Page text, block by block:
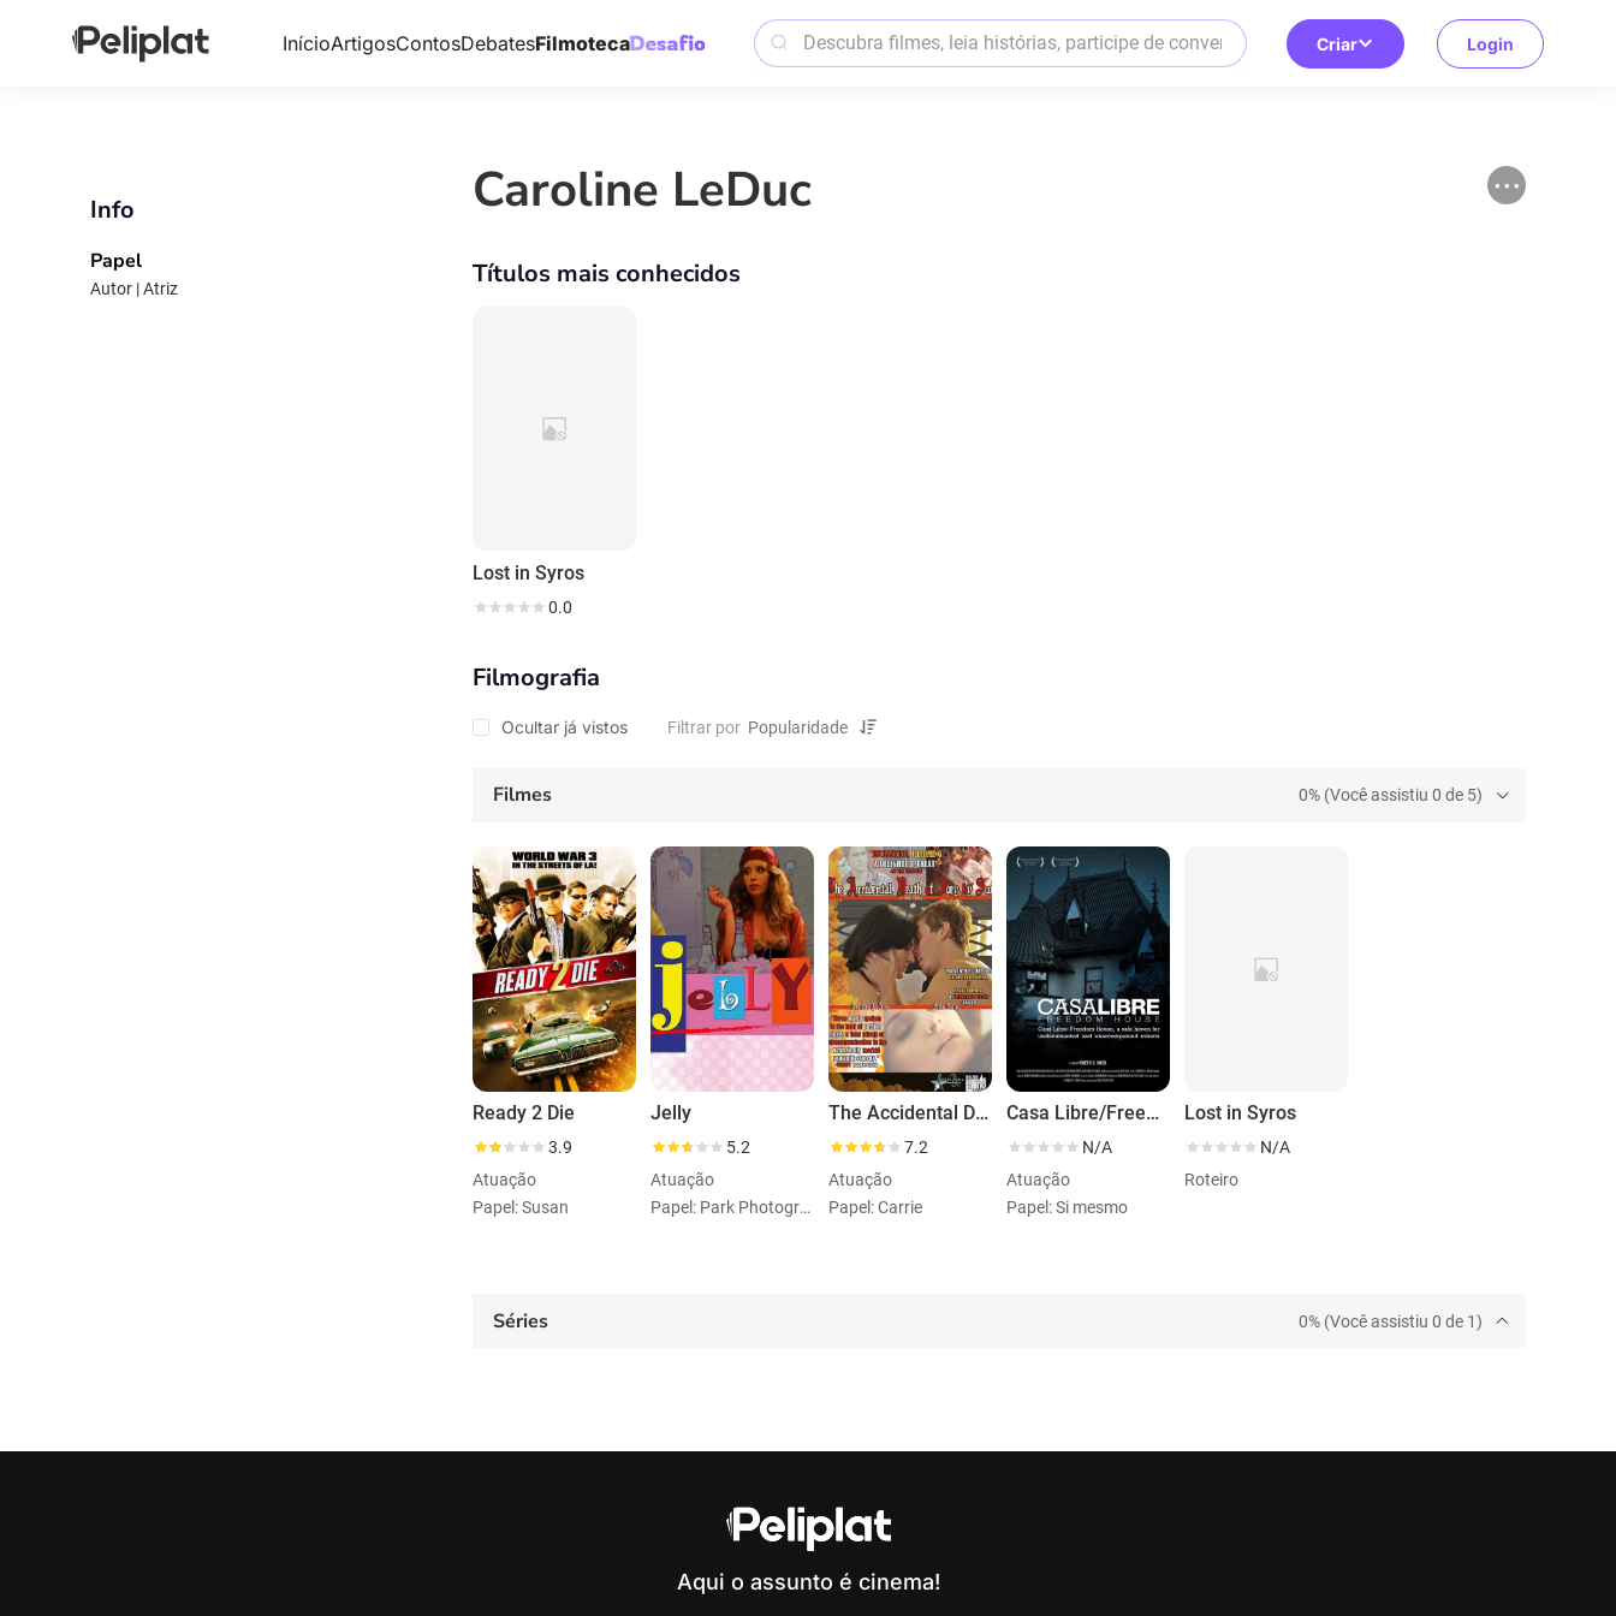
InícioArtigosContosDebatesFilmoteca Criar Login
Info
Papel
Autor | Atriz
Caroline LeDuc
Títulos mais conhecidos
Lost in Syros
0.0
Filmografia
Ocultar já vistos Filtrar por
Filmes 0% (Você assistiu 0 de 5)
Ready 2 Die
3.9
Atuação
Papel: Susan
Jelly
5.2
Atuação
Papel: Park Photographer
The Accidental Death of Joey by Sue
7.2
Atuação
Papel: Carrie
Casa Libre/Freedom House
N/A
Atuação
Papel: Si mesmo
Lost in Syros
N/A
Roteiro
Séries 0% (Você assistiu 0 de 1)
Aqui o assunto é cinema!